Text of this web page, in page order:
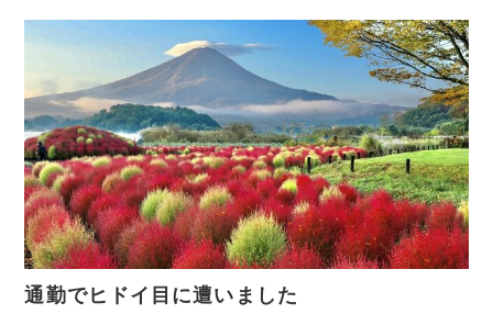
通勤でヒドイ目に遭いました